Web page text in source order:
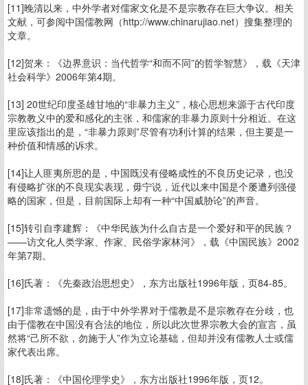
[11]晚清以来，中外学者对儒家文化是不是宗教存在巨大争议。相关
文献，可参阅中国儒教网（http://www.chinarujiao.net）搜集整理的
文章。
[12]贺来：《边界意识：当代哲学“和而不同”的哲学智慧》，载《天津
社会科学》2006年第4期。
[13] 20世纪印度圣雄甘地的“非暴力主义”，核心思想来源于古代印度
宗教教义中的爱和感化的主张，和儒家的非暴力原则十分相近。在这
里应该指出的是，“非暴力原则”尽管有功利计算的结果，但主要是一
种价值和情感的诉求。
[14]让人匪夷所思的是，中国既没有侵略成性的不良历史记录，也没
有侵略扩张的不良现实表现，毋宁说，近代以来中国是个屡遭列强侵
略的国家，但是，目前国际上却有一种“中国威胁论”的声音。
[15]转引自李建辉：《中华民族为什么自古是一个爱好和平的民族？
——访文化人类学家、作家、民俗学家林河》，载《中国民族》2002
年第7期。
[16]氏著：《先秦政治思想史》，东方出版社1996年版，页84-85。
[17]非常遗憾的是，由于中外学界对于儒教是不是宗教存在分歧，也
由于儒教在中国没有合法的地位，所以此次世界宗教大会的宣言，虽
然将“己所不欲，勿施于人”作为立论基础，但却并没有儒教人士或儒
家代表出席。
[18]氏著：《中国伦理学史》，东方出版社1996年版，页12。